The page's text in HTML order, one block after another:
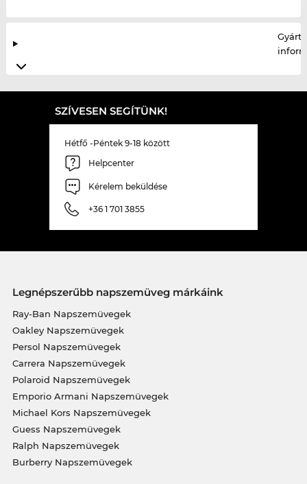
SZÍVESEN SEGÍTÜNK!
Hétfő -Péntek 9-18 között
Helpcenter
Kérelem beküldése
+36 1 701 3855
Legnépszerűbb napszemüveg márkáink
Ray-Ban Napszemüvegek
Oakley Napszemüvegek
Persol Napszemüvegek
Carrera Napszemüvegek
Polaroid Napszemüvegek
Emporio Armani Napszemüvegek
Michael Kors Napszemüvegek
Guess Napszemüvegek
Ralph Napszemüvegek
Burberry Napszemüvegek